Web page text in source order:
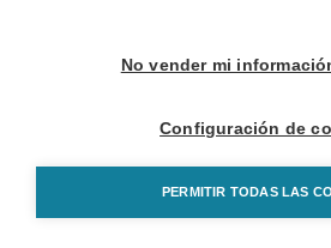
No vender mi
Configuración de
PERMITIR TODAS LAS